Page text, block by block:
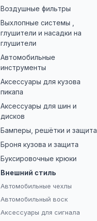
Воздушные фильтры
Выхлопные системы ,
глушители и насадки на
глушители
Автомобильные
инструменты
Аксессуары для кузова
пикапа
Аксессуары для шин и
дисков
Бамперы, решётки и защита
Броня кузова и защита
Буксировочные крюки
Внешний стиль
Автомобильные чехлы
Автомобильный воск
Аксессуары для сигнала